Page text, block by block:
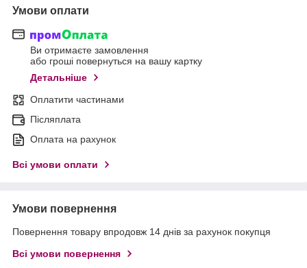
Умови оплати
Ви отримаєте замовлення
або гроші повернуться на вашу картку
Детальніше
Оплатити частинами
Післяплата
Оплата на рахунок
Всі умови оплати
Умови повернення
Повернення товару впродовж 14 днів за рахунок покупця
Всі умови повернення